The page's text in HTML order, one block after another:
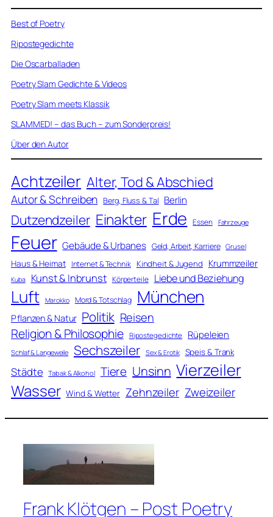
Best of Poetry
Ripostegedichte
Die Oscarballaden
Poetry Slam Gedichte & Videos
Poetry Slam meets Klassik
SLAMMED! – das Buch – zum Sonderpreis!
Über den Autor
Achtzeiler Alter, Tod & Abschied
Autor & Schreiben Berg, Fluss & Tal Berlin
Dutzendzeiler Einakter Erde Essen Fahrzeuge
Feuer Gebäude & Urbanes Geld, Arbeit, Karriere Grusel
Haus & Heimat Internet & Technik Kindheit & Jugend Krummzeiler
Kuba Kunst & Inbrunst Körperteile Liebe und Beziehung
Luft Marokko Mord & Totschlag München
Pflanzen & Natur Politik Reisen
Religion & Philosophie Ripostegedichte Rüpeleien
Schlaf & Langeweile Sechszeiler Sex & Erotik Speis & Trank
Städte Tabak & Alkohol Tiere Unsinn Vierzeiler
Wasser Wind & Wetter Zehnzeiler Zweizeiler
Frank Klötgen – Post Poetry